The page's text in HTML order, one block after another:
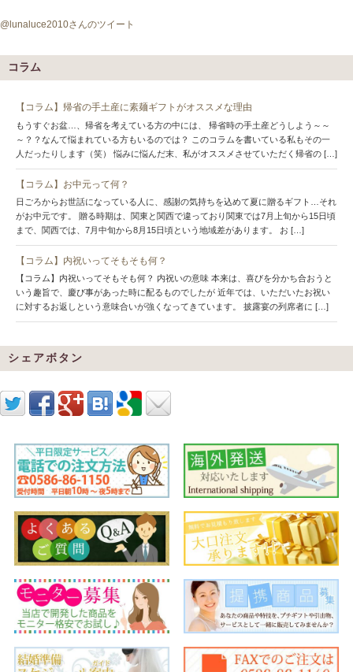
@lunaluce2010さんのツイート
コラム
【コラム】帰省の手土産に素麺ギフトがオススメな理由
もうすぐお盆…、帰省を考えている方の中には、 帰省時の手土産どうしよう～～
～？？なんて悩まれている方もいるのでは？ このコラムを書いている私もその一
人だったりします（笑） 悩みに悩んだ末、私がオススメさせていただく帰省の […]
【コラム】お中元って何？
日ごろからお世話になっている人に、感謝の気持ちを込めて夏に贈るギフト…それ
がお中元です。 贈る時期は、関東と関西で違っており関東では7月上旬から15日頃
まで、関西では、7月中旬から8月15日頃という地域差があります。 お […]
【コラム】内祝いってそもそも何？
【コラム】内祝いってそもそも何？ 内祝いの意味 本来は、喜びを分かち合おうと
いう趣旨で、慶び事があった時に配るものでしたが 近年では、いただいたお祝い
に対するお返しという意味合いが強くなってきています。 披露宴の列席者に […]
シェアボタン